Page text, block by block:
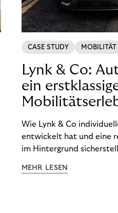
CASE STUDY MOBILITÄT
Lynk & Co:
ein
Wie Lynk & Co
entwickelt hat und eine
im Hintergrund
MEHR LESEN